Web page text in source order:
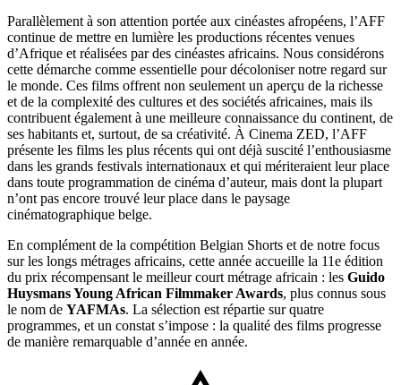
Parallèlement à son attention portée aux cinéastes afropéens, l’AFF
continue de mettre en lumière les productions récentes venues
d’Afrique et réalisées par des cinéastes africains. Nous considérons
cette démarche comme essentielle pour décoloniser notre regard sur
le monde. Ces films offrent non seulement un aperçu de la richesse
et de la complexité des cultures et des sociétés africaines, mais ils
contribuent également à une meilleure connaissance du continent, de
ses habitants et, surtout, de sa créativité. À Cinema ZED, l’AFF
présente les films les plus récents qui ont déjà suscité l’enthousiasme
dans les grands festivals internationaux et qui mériteraient leur place
dans toute programmation de cinéma d’auteur, mais dont la plupart
n’ont pas encore trouvé leur place dans le paysage
cinématographique belge.
En complément de la compétition Belgian Shorts et de notre focus
sur les longs métrages africains, cette année accueille la 11e édition
du prix récompensant le meilleur court métrage africain : les Guido
Huysmans Young African Filmmaker Awards, plus connus sous
le nom de YAFMAs. La sélection est répartie sur quatre
programmes, et un constat s’impose : la qualité des films progresse
de manière remarquable d’année en année.